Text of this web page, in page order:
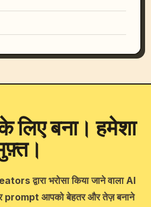
बना। हमेशा
द्वारा भरोसा किया जाने वाला AI
आपको बेहतर और तेज़ बनाने